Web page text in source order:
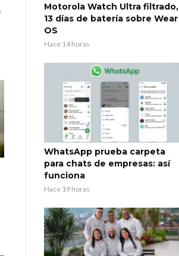
Motorola Watch Ultra filtrado,
13 días de batería sobre Wear
OS
Hace 14 horas
WhatsApp prueba carpeta
para chats de empresas: así
funciona
Hace 19 horas